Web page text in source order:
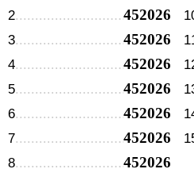
2 452026
3 452026
4 452026
5 452026
6 452026
7 452026
8 452026